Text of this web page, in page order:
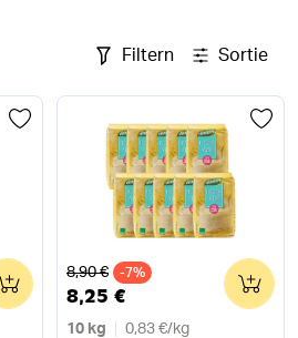
Filtern Sortieren
0 Alter Preis
8,90 € -7%
8,25 €
10 kg 0,83 €/ kg
0